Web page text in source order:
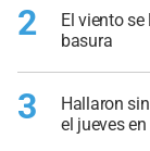
2
El viento
basura
3
Hallaron
el jueves